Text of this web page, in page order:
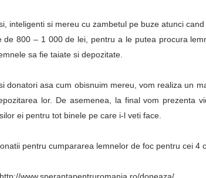
inteligenti si mereu cu zambetul pe buze atunci
de 800 – 1 000 de lei, pentru a le putea procura
sa fie taiate si depozitate.
donatori asa cum obisnuim mereu, vom realiza un
lor. De asemenea, la final vom prezenta
ei pentru tot binele pe care i-l veti face.
pentru cumpararea lemnelor de foc pentru cei 4